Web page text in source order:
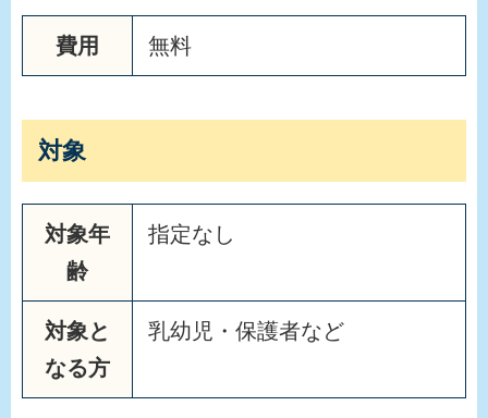
費用 無料
対象
対象年
齢
指定なし
対象と
なる方
乳幼児・保護者など